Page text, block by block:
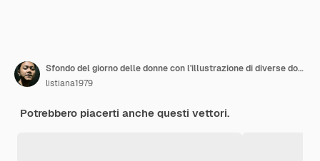
Sfondo del giorno delle donne con l'illustrazione di diverse donne
listiana1979
Potrebbero piacerti anche questi vettori.